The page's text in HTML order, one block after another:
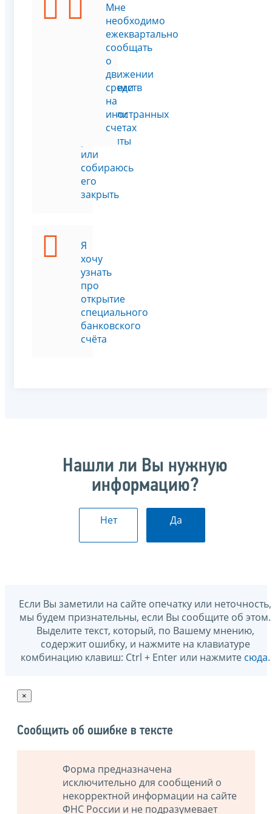
открыл
банке
пределами
изменили
реквизиты
или
собираюсь
его
закрыть
Я
хочу
узнать
про
открытие
специального
банковского
счёта
Мне
необходимо
ежеквартально
сообщать
о
движении
средств
на
иностранных
счетах
Нашли ли Вы нужную
информацию?
Нет Да
Если Вы заметили на сайте опечатку или неточность,
мы будем признательны, если Вы сообщите об этом.
Выделите текст, который, по Вашему мнению,
содержит ошибку, и нажмите на клавиатуре
комбинацию клавиш: Ctrl + Enter или нажмите сюда.
×
Сообщить об ошибке в тексте
Форма предназначена
исключительно для сообщений о
некорректной информации на сайте
ФНС России и не подразумевает